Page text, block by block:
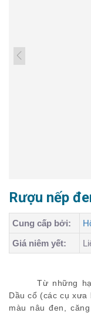
Rượu nếp
Cung cấp bởi:
Giá niêm yết:
Từ những
Dầu cổ (các cụ
màu nâu đen,